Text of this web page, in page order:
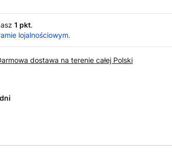
1 pkt.
lojalnościowym.
dostawa na terenie całej Polski